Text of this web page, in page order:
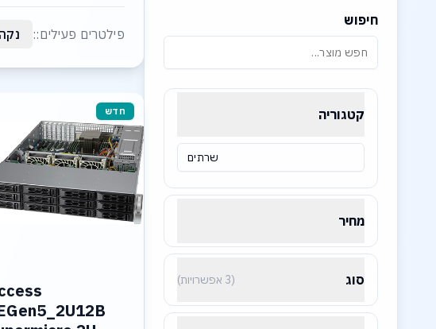
חיפוש
קטגוריה
שרתים
מחיר
סוג (3 אפשרויות)
פילטרים פעילים::
חדש